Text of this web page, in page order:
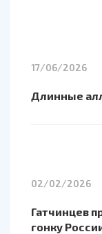
17/06/2026
Длинные
02/02/2026
Гатчинцев
гонку